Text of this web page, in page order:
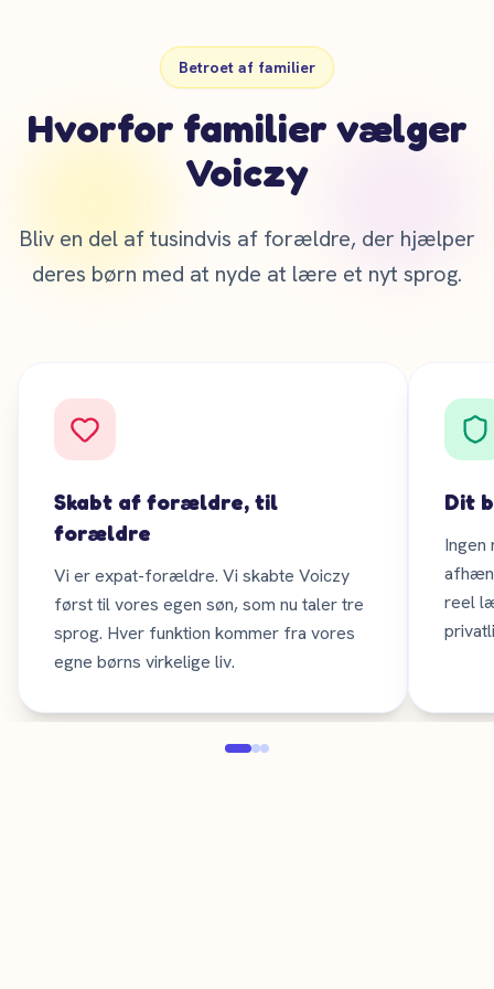
Betroet af familier
Hvorfor familier vælger
Voiczy
Bliv en del af tusindvis af forældre, der hjælper
deres børn med at nyde at lære et nyt sprog.
Skabt af forældre, til
forældre
Vi er expat-forældre. Vi skabte Voiczy
først til vores egen søn, som nu taler tre
sprog. Hver funktion kommer fra vores
egne børns virkelige liv.
Dit
Ingen
reel